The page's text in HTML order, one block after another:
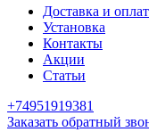
Доставка и
Установка
Контакты
Акции
Статьи
+74951919381
Заказать обратный